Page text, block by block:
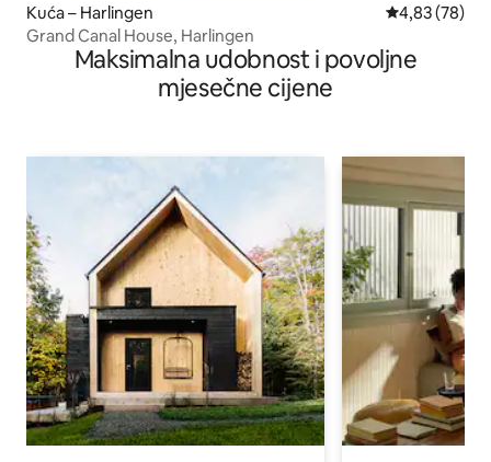
Kuća – Harlingen Prosječna
4,83 (78)
Grand Canal House, Harlingen
Maksimalna udobnost i povoljne
mjesečne cijene